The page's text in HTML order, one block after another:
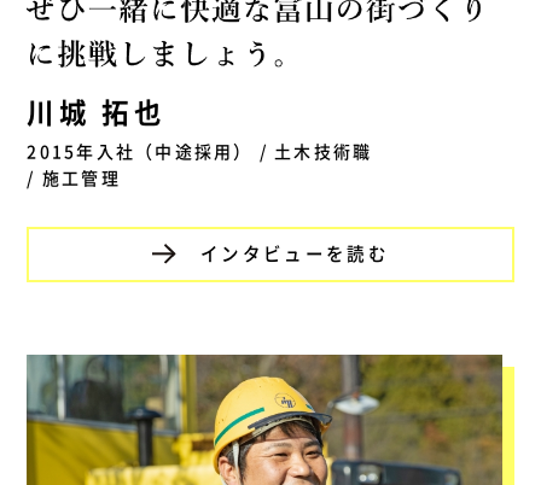
川城 拓也
2015年入社（中途採用） / 土木技術職
/ 施工管理
インタビューを読む